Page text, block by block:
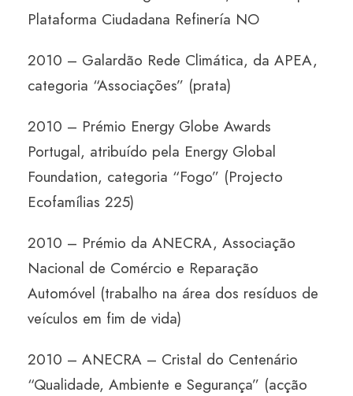
Plataforma Ciudadana Refinería NO
2010 – Galardão Rede Climática, da APEA,
categoria “Associações” (prata)
2010 – Prémio Energy Globe Awards
Portugal, atribuído pela Energy Global
Foundation, categoria “Fogo” (Projecto
Ecofamílias 225)
2010 – Prémio da ANECRA, Associação
Nacional de Comércio e Reparação
Automóvel (trabalho na área dos resíduos de
veículos em fim de vida)
2010 – ANECRA – Cristal do Centenário
“Qualidade, Ambiente e Segurança” (acção